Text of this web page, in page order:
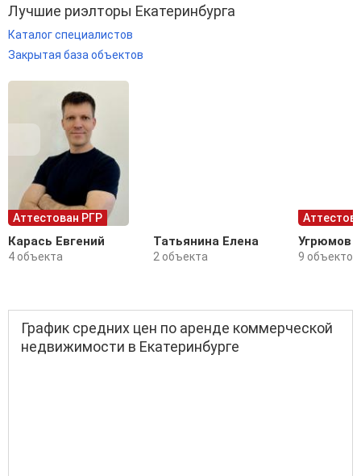
Лучшие риэлторы Екатеринбурга
Каталог специалистов
Закрытая база объектов
Аттестован РГР
Карась Евгений
4 объекта
Татьянина Елена
2 объекта
Угрюмов
9 объектов
График средних цен по аренде коммерческой
недвижимости в Екатеринбурге